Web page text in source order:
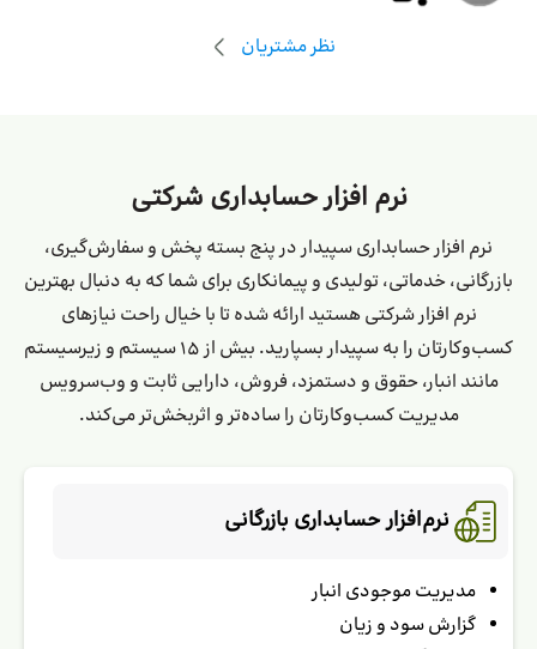
نظر مشتریان
نرم افزار حسابداری شرکتی
نرم‌ افزار حسابداری سپیدار در پنج بسته پخش و سفارش‌گیری،
بازرگانی، خدماتی، تولیدی و پیمانکاری برای شما که به دنبال بهترین
نرم افزار شرکتی هستید ارائه شده تا با خیال راحت نیازهای
کسب‌و‌کارتان را به سپیدار بسپارید. بیش از 15 سیستم و زیرسیستم
مانند انبار، حقوق و دستمزد، فروش، دارایی ثابت و وب‌سرویس
مدیریت کسب‌وکارتان را ساده‌تر و اثربخش‌تر می‌کند.
نرم‌افزار حسابداری بازرگانی
مدیریت موجودی انبار
گزارش سود و زیان